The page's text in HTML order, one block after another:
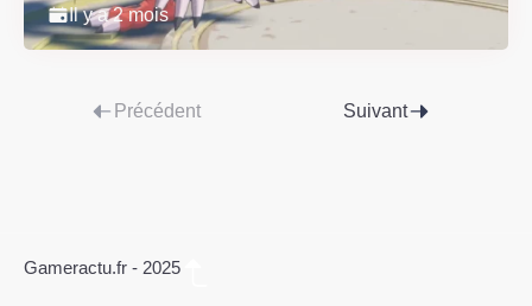
Il y a 2 mois
Précédent Suivant
Gameractu.fr - 2025